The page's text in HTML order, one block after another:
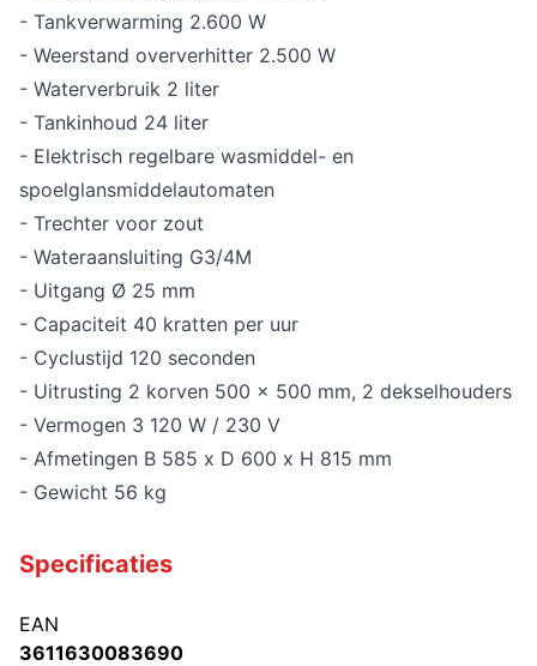
- Tankverwarming 2.600 W
- Weerstand oververhitter 2.500 W
- Waterverbruik 2 liter
- Tankinhoud 24 liter
- Elektrisch regelbare wasmiddel- en
spoelglansmiddelautomaten
- Trechter voor zout
- Wateraansluiting G3/4M
- Uitgang Ø 25 mm
- Capaciteit 40 kratten per uur
- Cyclustijd 120 seconden
- Uitrusting 2 korven 500 x 500 mm, 2 dekselhouders
- Vermogen 3 120 W / 230 V
- Afmetingen B 585 x D 600 x H 815 mm
- Gewicht 56 kg
Specificaties
EAN
3611630083690